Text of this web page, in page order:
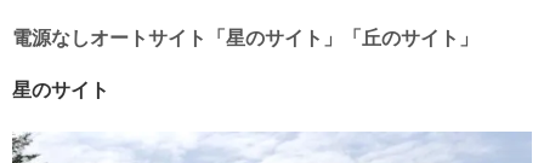
電源なしオートサイト「星のサイト」「丘のサイト」
星のサイト